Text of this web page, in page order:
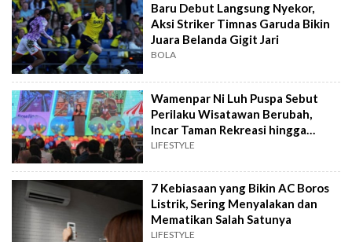
Baru Debut Langsung Nyekor,
Aksi Striker Timnas Garuda Bikin
Juara Belanda Gigit Jari
BOLA
Wamenpar Ni Luh Puspa Sebut
Perilaku Wisatawan Berubah,
Incar Taman Rekreasi hingga
Atraksi Wisata
LIFESTYLE
7 Kebiasaan yang Bikin AC Boros
Listrik, Sering Menyalakan dan
Mematikan Salah Satunya
LIFESTYLE